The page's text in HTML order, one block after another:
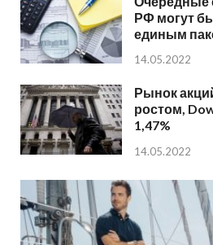
РФ могут
единым
14.05.2022
Рынок
ростом,
1,47%
14.05.2022